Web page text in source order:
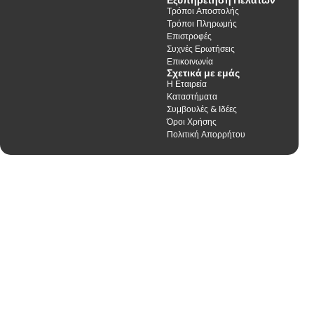
Τρόποι Αποστολής
Τρόποι Πληρωμής
Επιστροφές
Συχνές Ερωτήσεις
Επικοινωνία
Σχετικά με εμάς
Η Εταιρεία
Καταστήματα
Συμβουλές & Ιδέες
Όροι Χρήσης
Πολιτική Απορρήτου